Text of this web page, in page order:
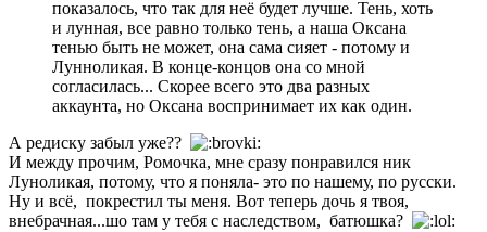
показалось, что так для неё будет лучше. Тень, хоть
и лунная, все равно только тень, а наша Оксана
тенью быть не может, она сама сияет - потому и
Лунноликая. В конце-концов она со мной
согласилась... Скорее всего это два разных
аккаунта, но Оксана воспринимает их как один.
А редиску забыл уже??
И между прочим, Ромочка, мне сразу понравился ник
Луноликая, потому, что я поняла- это по нашему, по русски.
Ну и всё, покрестил ты меня. Вот теперь дочь я твоя,
внебрачная...шо там у тебя с наследством, батюшка?